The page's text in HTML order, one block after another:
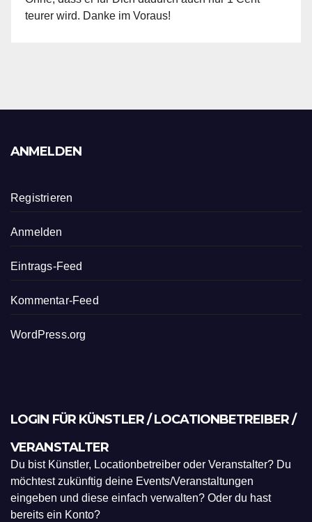
teurer wird. Danke im Voraus!
ANMELDEN
Registrieren
Anmelden
Eintrags-Feed
Kommentar-Feed
WordPress.org
LOGIN FÜR KÜNSTLER / LOCATIONBETREIBER /
VERANSTALTER
Du bist Künstler, Locationbetreiber oder Veranstalter? Du
möchtest zukünftig deine Events/Veranstaltungen
eingeben und diese einfach verwalten? Oder du hast
bereits ein Konto?